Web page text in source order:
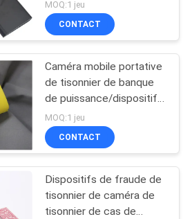
MOQ:1 jeu
CONTACT
Caméra mobile portative
de tisonnier de banque
de puissance/dispositifs
de fraude de tisonnier
MOQ:1 jeu
CONTACT
Dispositifs de fraude de
tisonnier de caméra de
tisonnier de cas de